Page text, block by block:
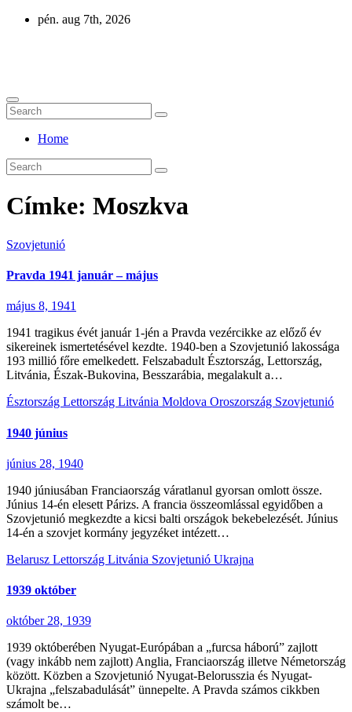
Skip
pén. aug 7th, 2026
Home
Címke: Moszkva
Szovjetunió
Pravda 1941 január – május
május 8, 1941
1941 tragikus évét január 1-jén a Pravda vezércikke az előző év
sikereinek ismertetésével kezdte. 1940-ben a Szovjetunió lakossága
193 millió főre emelkedett. Felszabadult Észtország, Lettország,
Litvánia, Észak-Bukovina, Besszarábia, megalakult a…
Észtország Lettország Litvánia Moldova Oroszország Szovjetunió
1940 június
június 28, 1940
1940 júniusában Franciaország váratlanul gyorsan omlott össze.
Június 14-én elesett Párizs. A francia összeomlással egyidőben a
Szovjetunió megkezdte a kicsi balti országok bekebelezését. Június
14-én a szovjet kormány jegyzéket intézett…
Belarusz Lettország Litvánia Szovjetunió Ukrajna
1939 október
október 28, 1939
1939 októberében Nyugat-Európában a „furcsa háború” zajlott
(vagy inkább nem zajlott) Anglia, Franciaország illetve Németország
között. Közben a Szovjetunió Nyugat-Belorusszia és Nyugat-
Ukrajna „felszabadulását” ünnepelte. A Pravda számos cikkben
számolt be…